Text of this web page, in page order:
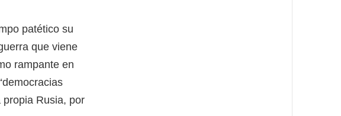
patético su
que viene
rampante en
propia Rusia, por